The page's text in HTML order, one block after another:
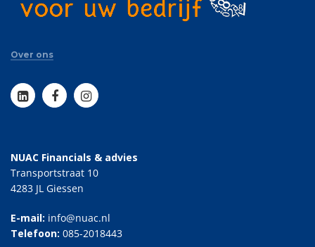
Over ons
NUAC Financials & advies
Transportstraat 10
4283 JL Giessen
E-mail: info@nuac.nl
Telefoon: 085-2018443